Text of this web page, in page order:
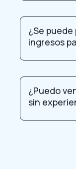
¿Se
ingresos
¿Puedo
sin